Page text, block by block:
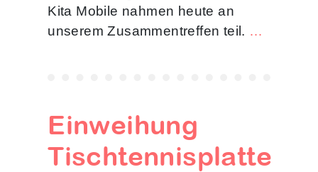
Kita Mobile nahmen heute an
unserem Zusammentreffen teil. …
Einweihung
Tischtennisplatte